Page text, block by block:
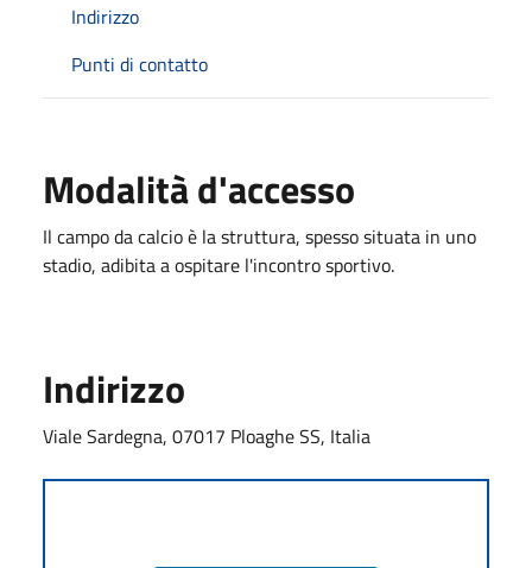
Indirizzo
Punti di contatto
Modalità d'accesso
Il campo da calcio è la struttura, spesso situata in uno
stadio, adibita a ospitare l'incontro sportivo.
Indirizzo
Viale Sardegna, 07017 Ploaghe SS, Italia